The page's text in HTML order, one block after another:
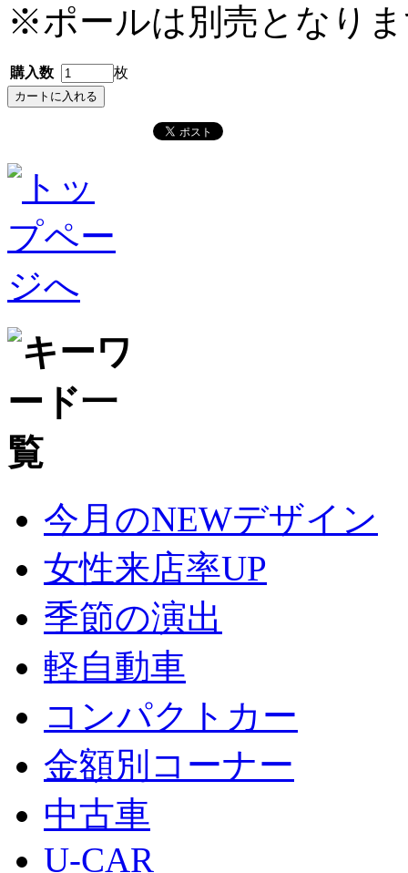
※ポールは別売となり
購入数 枚
今月のNEWデザイン
女性来店率UP
季節の演出
軽自動車
コンパクトカー
金額別コーナー
中古車
U-CAR